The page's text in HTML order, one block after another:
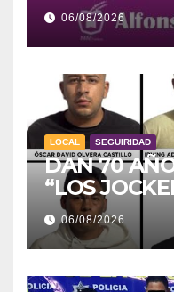
06/08/2026
LOCAL SEGUIRIDAD
DAN 70
“LOS
06/08/2026